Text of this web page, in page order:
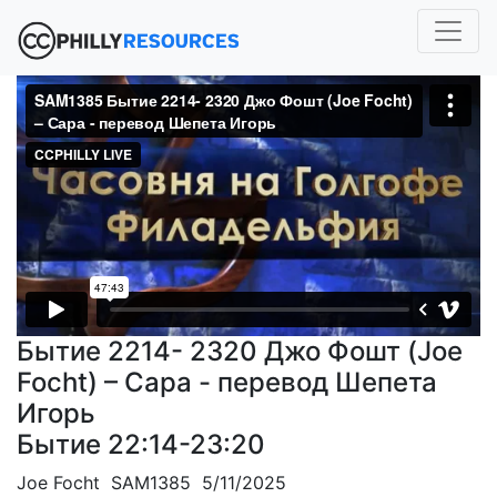
Бытие 2214- 2320 Джо Фошт (Joe
Focht) – Сара - перевод Шепета
Игорь
Бытие 22:14-23:20
Joe Focht SAM1385 5/11/2025